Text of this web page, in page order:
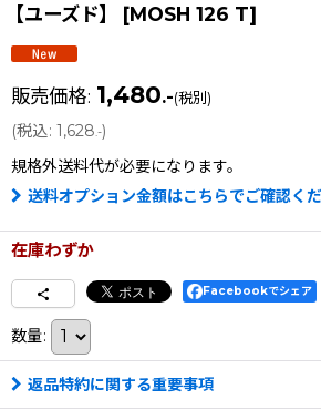
【ユーズド】
[MOSH 126 T]
販売価格: 1,480.-(税別)
(税込: 1,628.-)
規格外送料代が必要になります。
送料オプション金額はこちらでご確認くだ
在庫わずか
Facebookでシェア
数量:
返品特約に関する重要事項